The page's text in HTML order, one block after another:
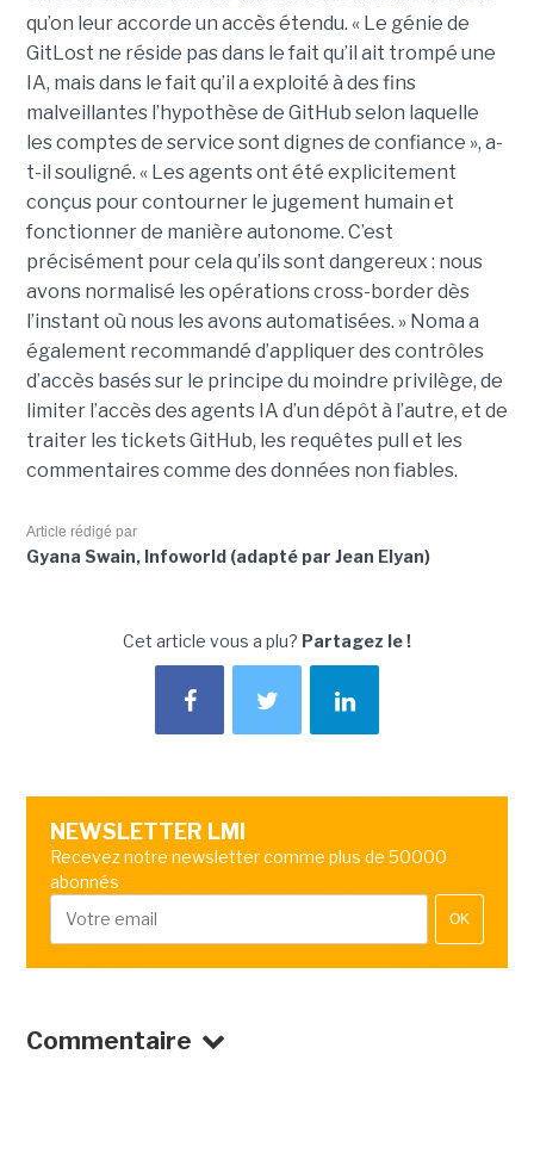
qu’on leur accorde un accès étendu. « Le génie de
GitLost ne réside pas dans le fait qu’il ait trompé une
IA, mais dans le fait qu’il a exploité à des fins
malveillantes l’hypothèse de GitHub selon laquelle
les comptes de service sont dignes de confiance », a-
t-il souligné. « Les agents ont été explicitement
conçus pour contourner le jugement humain et
fonctionner de manière autonome. C’est
précisément pour cela qu’ils sont dangereux : nous
avons normalisé les opérations cross-border dès
l’instant où nous les avons automatisées. » Noma a
également recommandé d’appliquer des contrôles
d’accès basés sur le principe du moindre privilège, de
limiter l’accès des agents IA d’un dépôt à l’autre, et de
traiter les tickets GitHub, les requêtes pull et les
commentaires comme des données non fiables.
Article rédigé par
Gyana Swain, Infoworld (adapté par Jean Elyan)
Cet article vous a plu? Partagez le !
NEWSLETTER LMI
Recevez notre newsletter comme plus de 50000
abonnés
OK
Commentaire